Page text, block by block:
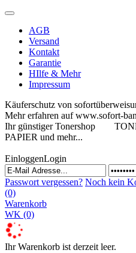
AGB
Versand
Kontakt
Garantie
HIlfe & Mehr
Impressum
Käuferschutz von
Mehr erfahren auf www.sofort-
Ihr günstiger Tonershop
PAPIER und mehr...
EinloggenLogin
Passwort vergessen? Noch kein
(0)
Warenkorb
WK (0)
Ihr Warenkorb ist derzeit leer.